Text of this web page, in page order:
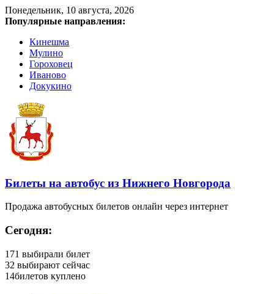
Понедельник, 10 августа, 2026
Популярные направления:
Кинешма
Мулино
Гороховец
Иваново
Докукино
Билеты на автобус из Нижнего Новгорода
Продажа автобусных билетов онлайн через интернет
Сегодня:
171 выбирали билет
32 выбирают сейчас
14билетов куплено